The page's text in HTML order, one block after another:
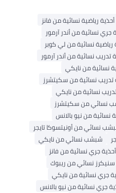
رياضية نسائية من فانز
جري نسائية من أندر آرمور
نسائية من لي كوبر
تدريب نسائية من أندر آرمور
نسائية من نايكي
نسائية من سكيتشرز
نسائية من نايكي
نسائي من سكيتشرز
من نيو بالانس
نسائي من أونيتسوكا تايجر
شبشب نسائي من نايكي
جري نسائية من فانز
سنيكرز نسائي من ريبوك
جري نسائية من نايكي
جري نسائية من نيو بالانس